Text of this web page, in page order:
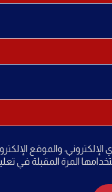
والموقع
المرة المقبلة في